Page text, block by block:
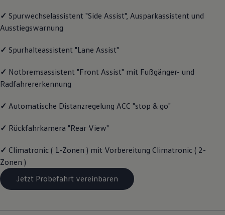
Räder und Reifen
Pannen- und Unfallhilfe
Economy Service
Zubehör
Schutz und Pflege
Entertainment und Elektronik
Wallbox und Ladekabel
Dienste für Ihr Modell finden
Volkswagen Apps, Login und Shop
Updates für Software, Karten und Radio
Vorgängermodelle
Kundeninformationen
Volkswagen Kundenbetreuung
✓ Spurwechselassistent "Side Assist", Ausparkassistent und
Ausstiegswarnung
✓ Spurhalteassistent "Lane Assist"
✓ Notbremsassistent "Front Assist" mit Fußgänger- und
Radfahrererkennung
✓ Automatische Distanzregelung ACC "stop & go"
✓ Rückfahrkamera "Rear View"
✓ Climatronic ( 1-Zonen ) mit Vorbereitung Climatronic ( 2-
Zonen )
Jetzt Probefahrt vereinbaren